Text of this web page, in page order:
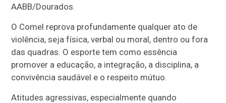
AABB/Dourados.
O Comel reprova profundamente qualquer ato de
violência, seja física, verbal ou moral, dentro ou fora
das quadras. O esporte tem como essência
promover a educação, a integração, a disciplina, a
convivência saudável e o respeito mútuo.
Atitudes agressivas, especialmente quando